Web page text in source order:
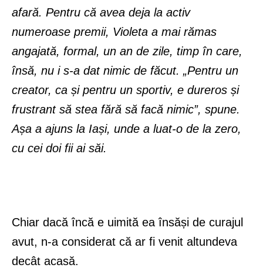
afară. Pentru că avea deja la activ
numeroase premii, Violeta a mai rămas
angajată, formal, un an de zile, timp în care,
însă, nu i s-a dat nimic de făcut. „Pentru un
creator, ca și pentru un sportiv, e dureros și
frustrant să stea fără să facă nimic”, spune.
Așa a ajuns la Iași, unde a luat-o de la zero,
cu cei doi fii ai săi.
Chiar dacă încă e uimită ea însăși de curajul
avut, n-a considerat că ar fi venit altundeva
decât acasă.